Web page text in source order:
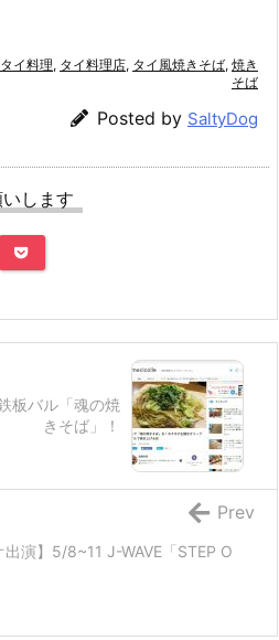
タイ料理, タイ料理店, タイ風焼きそば, 焼き
そば
Posted by SaltyDog
します
板バル「魂の焼
きそば」！
出演】5/8~11 J-WAVE「STEP O
Prev